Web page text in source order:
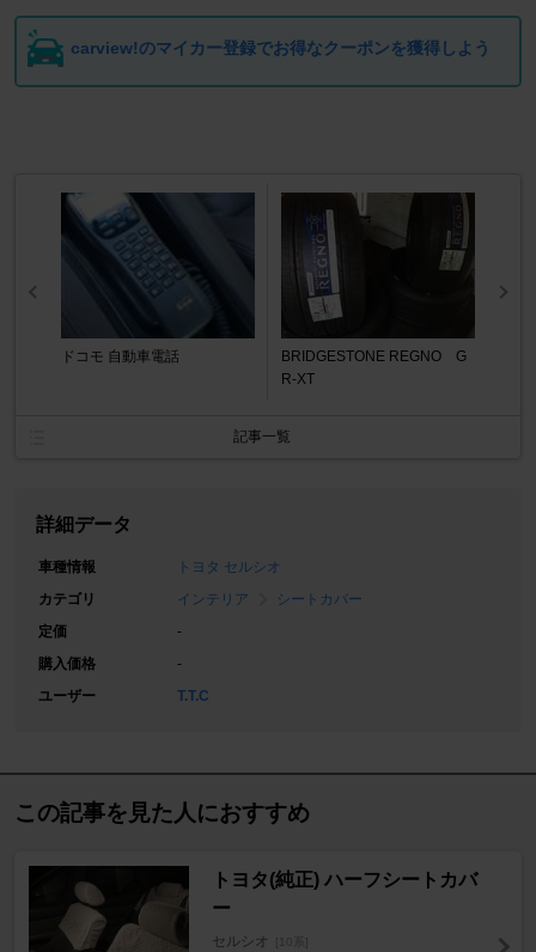
carview!のマイカー登録でお得なクーポンを獲得しよう
ドコモ 自動車電話
BRIDGESTONE REGNO G
R-XT
記事一覧
詳細データ
車種情報
トヨタ セルシオ
カテゴリ
インテリア
シートカバー
定価
-
購入価格
-
ユーザー
T.T.C
この記事を見た人におすすめ
トヨタ(純正) ハーフシートカバ
ー
セルシオ [10系]